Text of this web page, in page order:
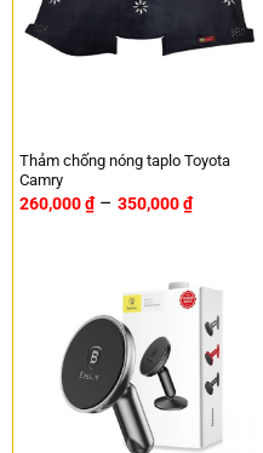
Thảm chống nóng taplo Toyota
Camry
260,000₫ – 350,000₫